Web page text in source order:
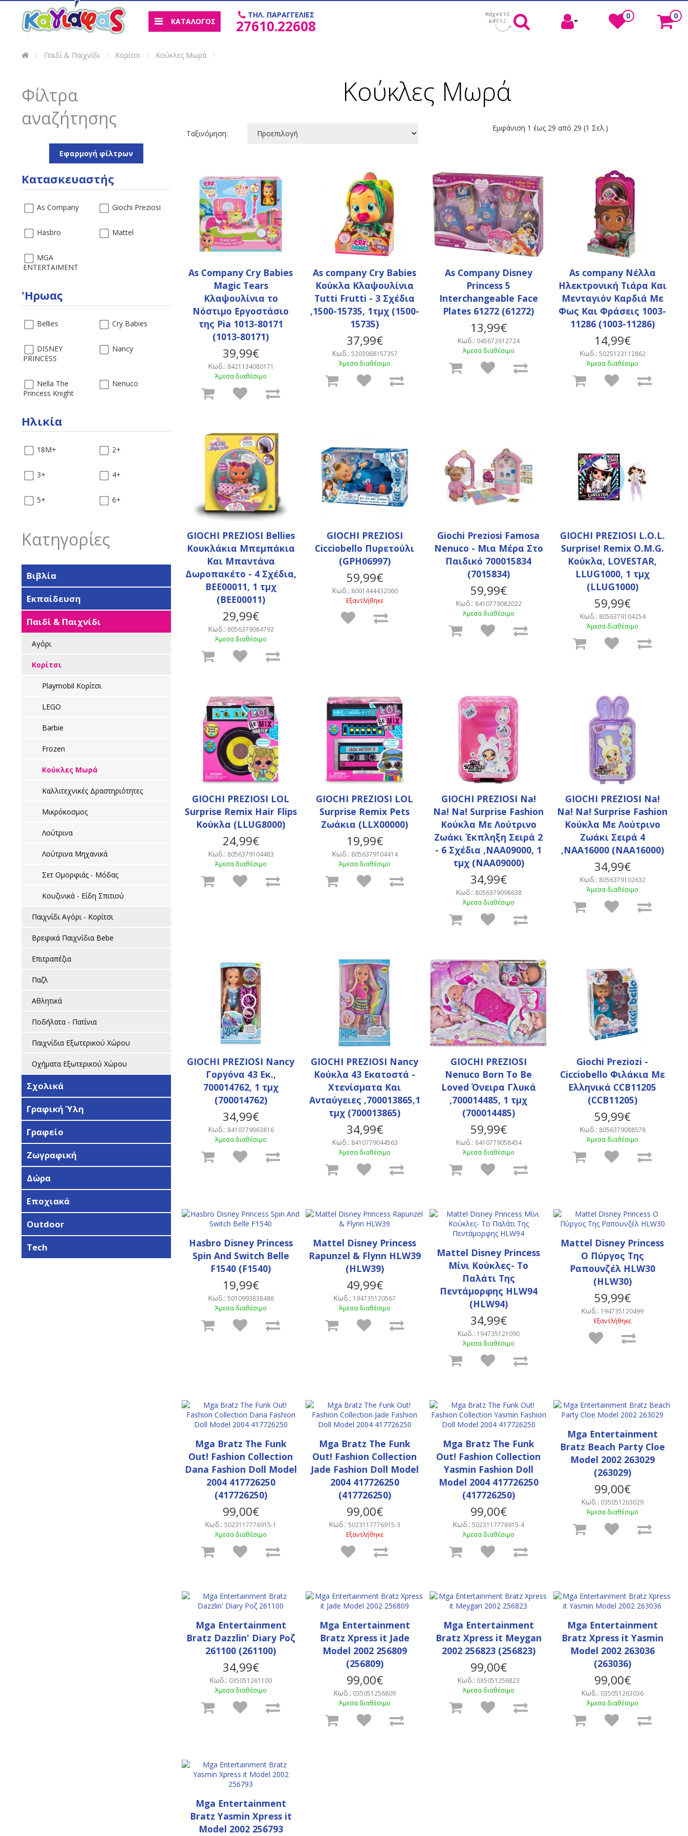
ΚΑΤΑΛΟΓΟΣ
ΤΗΛ. ΠΑΡΑΓΓΕΛΙΕΣ
27610.22608
0 0
Παιδί & Παιχνίδι Κορίτσι Κούκλες Μωρά
Φίλτρα
αναζήτησης
Εφαρμογή φίλτρων
Κατασκευαστής
As Company Giochi Preziosi
Hasbro Mattel
MGA
ENTERTAIMENT
'Ηρωας
Bellies Cry Babies
DISNEY
PRINCESS
Nancy
Nella The
Princess Knight
Nenuco
Ηλικία
18Μ+ 2+
3+ 4+
5+ 6+
Κατηγορίες
Βιβλία
Εκπαίδευση
Παιδί & Παιχνίδι
Αγόρι
Κορίτσι
Playmobil Κορίτσι
LEGO
Barbie
Frozen
Κούκλες Μωρά
Καλλιτεχνικές Δραστηριότητες
Μικρόκοσμος
Λούτρινα
Λούτρινα Μηχανικά
Σετ Ομορφιάς - Μόδας
Κουζινικά - Είδη Σπιτιού
Παιχνίδι Αγόρι - Κορίτσι
Βρεφικά Παιχνίδια Bebe
Επιτραπέζια
Παζλ
Αθλητικά
Ποδήλατα - Πατίνια
Παιχνίδια Εξωτερικού Χώρου
Οχήματα Εξωτερικού Χώρου
Σχολικά
Γραφική Ύλη
Γραφείο
Ζωγραφική
Δώρα
Εποχιακά
Outdoor
Tech
Κούκλες Μωρά
Ταξινόμηση:
Εμφάνιση 1 έως 29 από 29 (1 Σελ.)
As Company Cry Babies
Magic Tears
Κλαψουλίνια το
Νόστιμο Εργοστάσιο
της Pia 1013-80171
(1013-80171)
39,99€
Κωδ.: 8421134080171
Άμεσα διαθέσιμο
As company Cry Babies
Κούκλα Κλαψουλίνια
Tutti Frutti - 3 Σχέδια
,1500-15735, 1τμχ (1500-
15735)
37,99€
Κωδ.: 5203068157357
Άμεσα διαθέσιμο
As Company Disney
Princess 5
Interchangeable Face
Plates 61272 (61272)
13,99€
Κωδ.: 045672612724
Άμεσα διαθέσιμο
As company Νέλλα
Ηλεκτρονική Τιάρα Και
Μενταγιόν Καρδιά Με
Φως Και Φράσεις 1003-
11286 (1003-11286)
14,99€
Κωδ.: 5025123112862
Άμεσα διαθέσιμο
GIOCHI PREZIOSI Bellies
Κουκλάκια Μπεμπάκια
Και Μπαντάνα
Δωροπακέτο - 4 Σχέδια,
BEE00011, 1 τμχ
(BEE00011)
29,99€
Κωδ.: 8056379084792
Άμεσα διαθέσιμο
GIOCHI PREZIOSI
Cicciobello Πυρετούλι
(GPH06997)
59,99€
Κωδ.: 8001444432060
Εξαντλήθηκε
Giochi Preziosi Famosa
Nenuco - Μια Μέρα Στο
Παιδικό 700015834
(7015834)
59,99€
Κωδ.: 8410779082022
Άμεσα διαθέσιμο
GIOCHI PREZIOSI L.O.L.
Surprise! Remix O.M.G.
Κούκλα, LOVESTAR,
LLUG1000, 1 τμχ
(LLUG1000)
59,99€
Κωδ.: 8056379104254
Άμεσα διαθέσιμο
GIOCHI PREZIOSI LOL
Surprise Remix Hair Flips
Κούκλα (LLUG8000)
24,99€
Κωδ.: 8056379104483
Άμεσα διαθέσιμο
GIOCHI PREZIOSI LOL
Surprise Remix Pets
Ζωάκια (LLX00000)
19,99€
Κωδ.: 8056379104414
Άμεσα διαθέσιμο
GIOCHI PREZIOSI Na!
Na! Na! Surprise Fashion
Κούκλα Με Λούτρινο
Ζωάκι Έκπληξη Σειρά 2
- 6 Σχέδια ,NAA09000, 1
τμχ (NAA09000)
34,99€
Κωδ.: 8056379098638
Άμεσα διαθέσιμο
GIOCHI PREZIOSI Na!
Na! Na! Surprise Fashion
Κούκλα Με Λούτρινο
Ζωάκι Σειρά 4
,NAA16000 (NAA16000)
34,99€
Κωδ.: 8056379102632
Άμεσα διαθέσιμο
GIOCHI PREZIOSI Nancy
Γοργόνα 43 Εκ.,
700014762, 1 τμχ
(700014762)
34,99€
Κωδ.: 8410779063816
Άμεσα διαθέσιμο
GIOCHI PREZIOSI Nancy
Κούκλα 43 Εκατοστά -
Χτενίσματα Και
Ανταύγειες ,700013865,1
τμχ (700013865)
34,99€
Κωδ.: 8410779044563
Άμεσα διαθέσιμο
GIOCHI PREZIOSI
Nenuco Born To Be
Loved Όνειρα Γλυκά
,700014485, 1 τμχ
(700014485)
59,99€
Κωδ.: 8410779058454
Άμεσα διαθέσιμο
Giochi Preziozi -
Cicciobello Φιλάκια Με
Ελληνικά CCB11205
(CCB11205)
59,99€
Κωδ.: 8056379088578
Άμεσα διαθέσιμο
Hasbro Disney Princess
Spin And Switch Belle
F1540 (F1540)
19,99€
Κωδ.: 5010993838486
Άμεσα διαθέσιμο
Mattel Disney Princess
Rapunzel & Flynn HLW39
(HLW39)
49,99€
Κωδ.: 194735120567
Άμεσα διαθέσιμο
Mattel Disney Princess
Μίνι Κούκλες- Το
Παλάτι Της
Πεντάμορφης HLW94
(HLW94)
34,99€
Κωδ.: 194735121090
Άμεσα διαθέσιμο
Mattel Disney Princess
Ο Πύργος Της
Ραπουνζέλ HLW30
(HLW30)
59,99€
Κωδ.: 194735120499
Εξαντλήθηκε
Mga Bratz The Funk
Out! Fashion Collection
Dana Fashion Doll Model
2004 417726250
(417726250)
99,00€
Κωδ.: 5023117776915-1
Άμεσα διαθέσιμο
Mga Bratz The Funk
Out! Fashion Collection
Jade Fashion Doll Model
2004 417726250
(417726250)
99,00€
Κωδ.: 5023117776915-3
Εξαντλήθηκε
Mga Bratz The Funk
Out! Fashion Collection
Yasmin Fashion Doll
Model 2004 417726250
(417726250)
99,00€
Κωδ.: 5023117776915-4
Άμεσα διαθέσιμο
Mga Entertainment
Bratz Beach Party Cloe
Model 2002 263029
(263029)
99,00€
Κωδ.: 035051263029
Άμεσα διαθέσιμο
Mga Entertainment
Bratz Dazzlin' Diary Ροζ
261100 (261100)
34,99€
Κωδ.: 035051261100
Άμεσα διαθέσιμο
Mga Entertainment
Bratz Xpress it Jade
Model 2002 256809
(256809)
99,00€
Κωδ.: 035051256809
Άμεσα διαθέσιμο
Mga Entertainment
Bratz Xpress it Meygan
2002 256823 (256823)
99,00€
Κωδ.: 035051256823
Άμεσα διαθέσιμο
Mga Entertainment
Bratz Xpress it Yasmin
Model 2002 263036
(263036)
99,00€
Κωδ.: 035051263036
Άμεσα διαθέσιμο
Mga Entertainment
Bratz Yasmin Xpress it
Model 2002 256793